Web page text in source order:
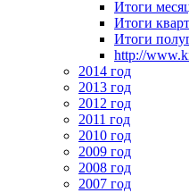
Итоги
Итоги
Итоги
http://
2014 год
2013 год
2012 год
2011 год
2010 год
2009 год
2008 год
2007 год